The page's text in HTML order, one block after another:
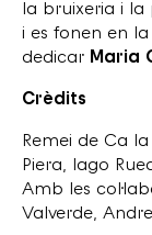
la bruixeria i la
i es fonen en la
dedicar Maria
Crèdits
Remei de Ca
Piera, Iago
Amb les
Valverde,